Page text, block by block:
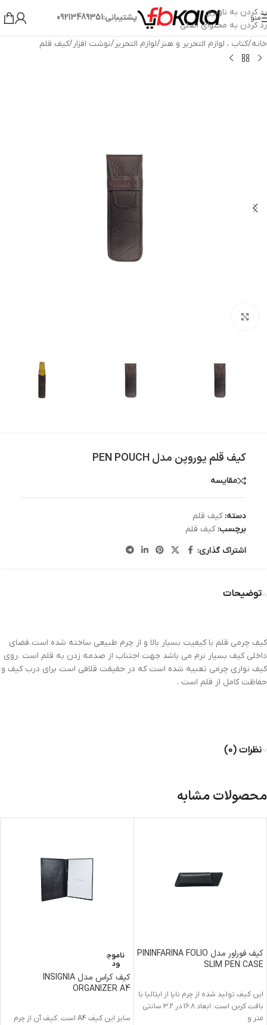
رد کردن به ناوبری
رد کردن به محتوای اصلی
منو پشتیبانی:09213489351
خانه/کتاب ، لوازم التحریر و هنر/لوازم التحریر/نوشت افزار/کیف قلم
کیف قلم یوروپن مدل PEN POUCH
مقایسه
دسته: کیف قلم
برچسب: کیف قلم
اشتراک گذاری:
توضیحات
کیف چرمی قلم با کیفیت بسیار بالا و از چرم طبیعی ساخته شده است. فضای
داخلی کیف بسیار نرم می باشد جهت اجتناب از صدمه زدن به قلم است .روی
کیف نواری چرمی تعبیه شده است که در حقیقت قلافی است برای درب کیف و
حفاظت کامل از قلم است .
نظرات (0)
محصولات مشابه
کیف فوراور مدل PININFARINA FOLIO
SLIM PEN CASE
این کیف تولید شده از چرم ناپا از ایتالیا با
بافت کربن است. ابعاد 16.8 در 3.2 سانتی
متر و
ناموج
ود
کیف کراس مدل INSIGNIA
ORGANIZER A4
سایز این کیف A4 است .کیف آن از چرم